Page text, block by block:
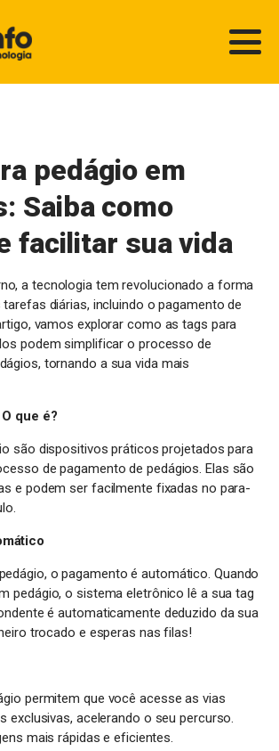
pedágio em
Saiba como
facilitar sua vida
a tecnologia tem revolucionado a forma
diárias, incluindo o pagamento de
vamos explorar como as tags para
podem simplificar o processo de
tornando a sua vida mais
que é?
são dispositivos práticos projetados para
de pagamento de pedágios. Elas são
e podem ser facilmente fixadas no para-
o pagamento é automático. Quando
pedágio, o sistema eletrônico lê a sua tag
é automaticamente deduzido da sua
trocado e esperas nas filas!
permitem que você acesse as vias
exclusivas, acelerando o seu percurso.
mais rápidas e eficientes.